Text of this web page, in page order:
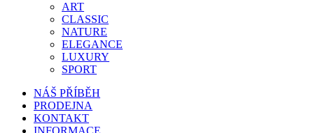
ART
CLASSIC
NATURE
ELEGANCE
LUXURY
SPORT
NÁŠ PŘÍBĚH
PRODEJNA
KONTAKT
INFORMACE